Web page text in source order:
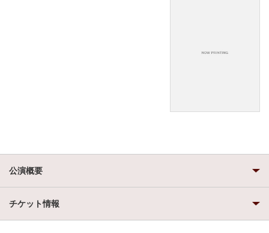
公演概要
チケット情報